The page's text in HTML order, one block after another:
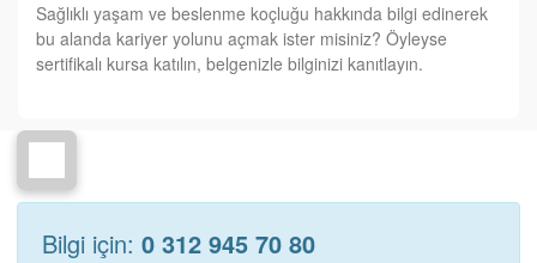
Sağlıklı yaşam ve beslenme koçluğu hakkında bilgi edinerek
bu alanda kariyer yolunu açmak ister misiniz? Öyleyse
sertifikalı kursa katılın, belgenizle bilginizi kanıtlayın.
Bilgi için: 0 312 945 70 80